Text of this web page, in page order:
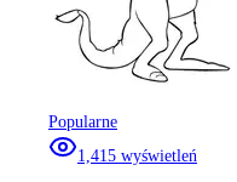
Popularne
1,415 wyświetleń